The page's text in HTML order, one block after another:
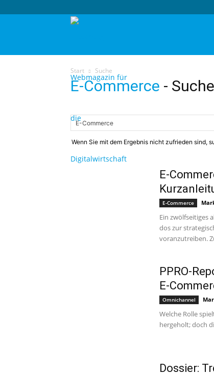
Start Suche
E-Commerce -
Wenn Sie mit dem Ergebnis nicht zufrieden sind,
E-
E-Commerce
Ein zwölfseitiges
dos zur
voranzutreiben.
PPRO-
E-
Omnichannel
Welche Rolle
hergeholt; doch
Dossier: